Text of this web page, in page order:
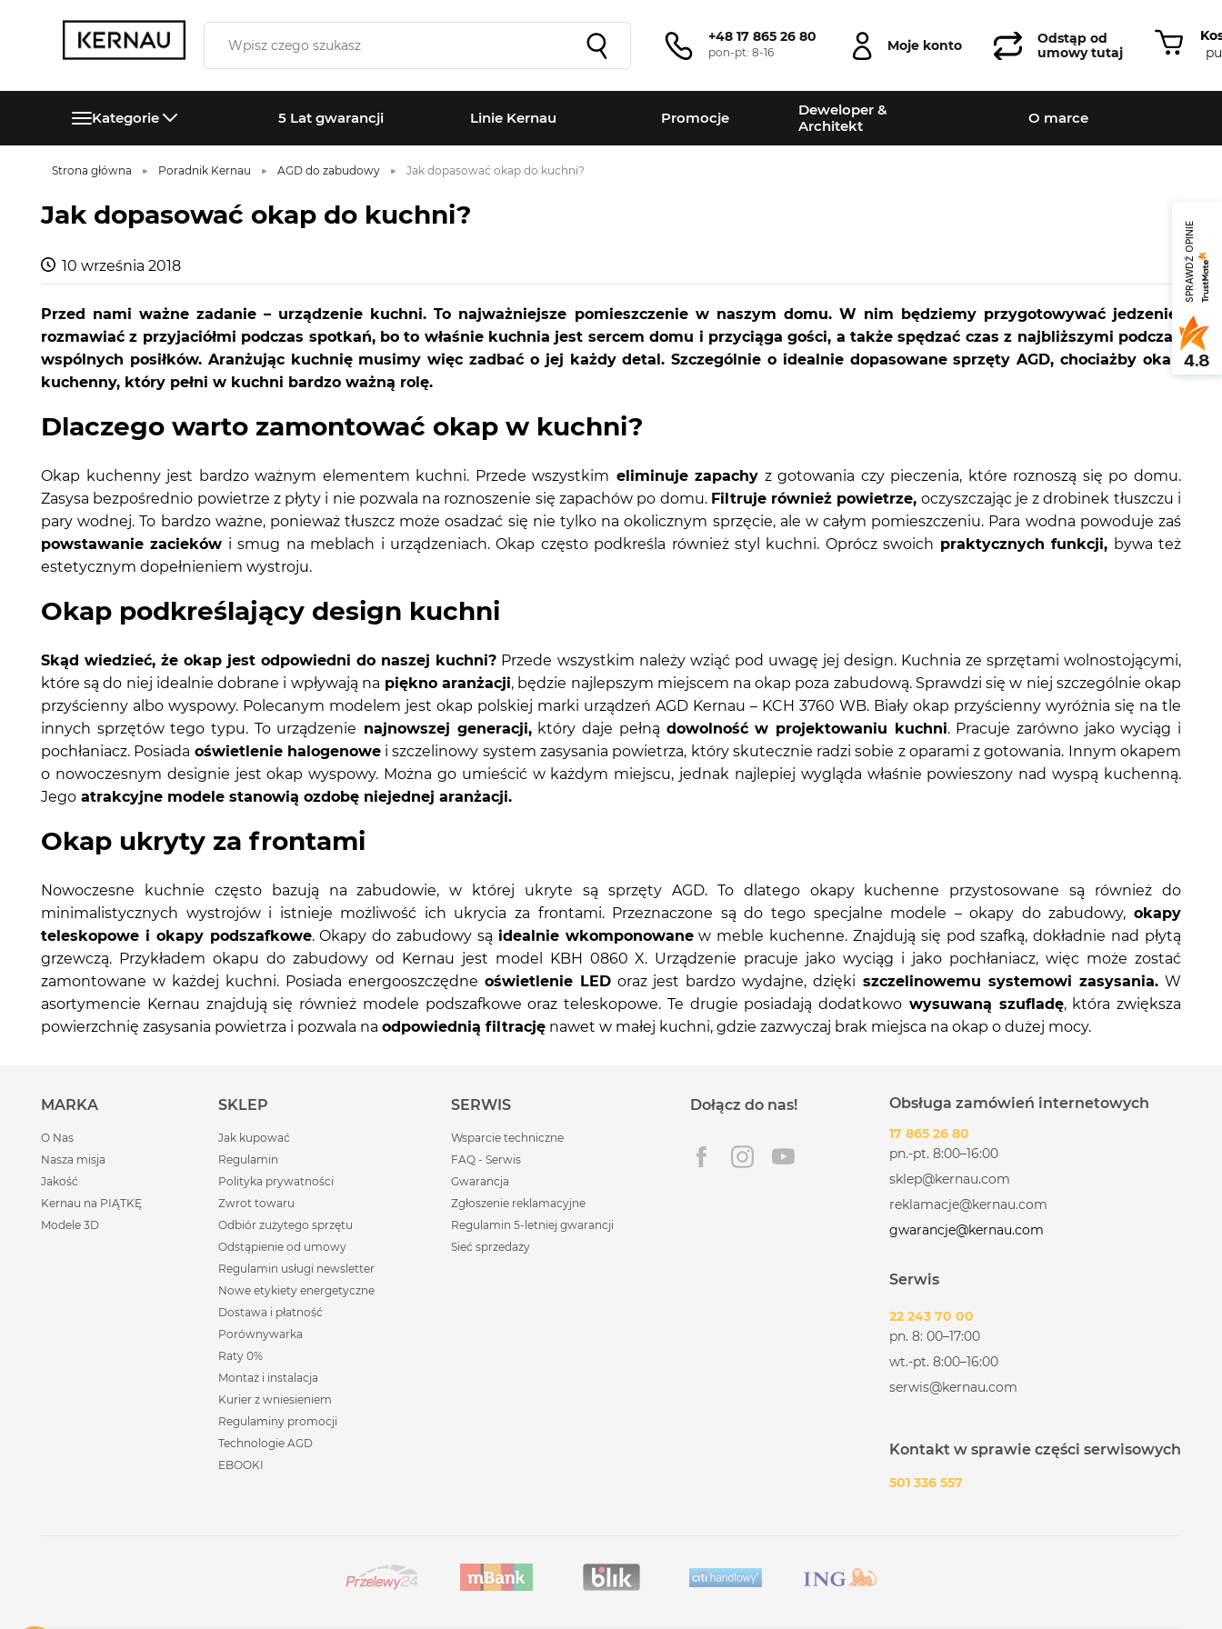
+48 17 865 26 80
pon-pt: 8-16 Moje konto
Odstąp od
umowy tutaj
Kategorie 5 Lat gwarancji Linie Kernau Promocje
Deweloper &
Architekt
O marce
Strona główna Poradnik Kernau AGD do zabudowy Jak dopasować okap do kuchni?
Jak dopasować okap do kuchni?
10 września 2018
Przed nami ważne zadanie – urządzenie kuchni. To najważniejsze pomieszczenie w naszym domu. W nim będziemy przygotowywać jedzenie,
rozmawiać z przyjaciółmi podczas spotkań, bo to właśnie kuchnia jest sercem domu i przyciąga gości, a także spędzać czas z najbliższymi podczas
wspólnych posiłków. Aranżując kuchnię musimy więc zadbać o jej każdy detal. Szczególnie o idealnie dopasowane sprzęty AGD, chociażby okap
kuchenny, który pełni w kuchni bardzo ważną rolę.
Dlaczego warto zamontować okap w kuchni?
Okap kuchenny jest bardzo ważnym elementem kuchni. Przede wszystkim eliminuje zapachy z gotowania czy pieczenia, które roznoszą się po domu.
Zasysa bezpośrednio powietrze z płyty i nie pozwala na roznoszenie się zapachów po domu. Filtruje również powietrze, oczyszczając je z drobinek tłuszczu i
pary wodnej. To bardzo ważne, ponieważ tłuszcz może osadzać się nie tylko na okolicznym sprzęcie, ale w całym pomieszczeniu. Para wodna powoduje zaś
powstawanie zacieków i smug na meblach i urządzeniach. Okap często podkreśla również styl kuchni. Oprócz swoich praktycznych funkcji, bywa też
estetycznym dopełnieniem wystroju.
Okap podkreślający design kuchni
Skąd wiedzieć, że okap jest odpowiedni do naszej kuchni? Przede wszystkim należy wziąć pod uwagę jej design. Kuchnia ze sprzętami wolnostojącymi,
które są do niej idealnie dobrane i wpływają na piękno aranżacji, będzie najlepszym miejscem na okap poza zabudową. Sprawdzi się w niej szczególnie okap
przyścienny albo wyspowy. Polecanym modelem jest okap polskiej marki urządzeń AGD Kernau – KCH 3760 WB. Biały okap przyścienny wyróżnia się na tle
innych sprzętów tego typu. To urządzenie najnowszej generacji,który daje pełną dowolność w projektowaniu kuchni. Pracuje zarówno jako wyciąg i
pochłaniacz. Posiada oświetlenie halogenowei szczelinowy system zasysania powietrza, który skutecznie radzi sobie z oparami z gotowania. Innym okapem
o nowoczesnym designie jest okap wyspowy. Można go umieścić w każdym miejscu, jednak najlepiej wygląda właśnie powieszony nad wyspą kuchenną.
Jego atrakcyjne modele stanowią ozdobę niejednej aranżacji.
Okap ukryty za frontami
Nowoczesne kuchnie często bazują na zabudowie, w której ukryte są sprzęty AGD. To dlatego okapy kuchenne przystosowane są również do
minimalistycznych wystrojów i istnieje możliwość ich ukrycia za frontami. Przeznaczone są do tego specjalne modele – okapy do zabudowy, okapy
teleskopowe i okapy podszafkowe. Okapy do zabudowy są idealnie wkomponowanew meble kuchenne. Znajdują się pod szafką, dokładnie nad płytą
grzewczą. Przykładem okapu do zabudowy od Kernau jest model KBH 0860 X. Urządzenie pracuje jako wyciąg i jako pochłaniacz, więc może zostać
zamontowane w każdej kuchni. Posiada energooszczędne oświetlenie LEDoraz jest bardzo wydajne, dzięki szczelinowemu systemowi zasysania. W
asortymencie Kernau znajdują się również modele podszafkowe oraz teleskopowe. Te drugie posiadają dodatkowo wysuwaną szufladę, która zwiększa
powierzchnię zasysania powietrza i pozwala na odpowiednią filtrację nawet w małej kuchni, gdzie zazwyczaj brak miejsca na okap o dużej mocy.
MARKA
O Nas
Nasza misja
Jakość
Kernau na PIĄTKĘ
Modele 3D
SKLEP
Jak kupować
Regulamin
Polityka prywatności
Zwrot towaru
Odbiór zużytego sprzętu
Odstąpienie od umowy
Regulamin usługi newsletter
Nowe etykiety energetyczne
Dostawa i płatność
Porównywarka
Raty 0%
Montaż i instalacja
Kurier z wniesieniem
Regulaminy promocji
Technologie AGD
EBOOKI
SERWIS
Wsparcie techniczne
FAQ - Serwis
Gwarancja
Zgłoszenie reklamacyjne
Regulamin 5-letniej gwarancji
Sieć sprzedaży
Dołącz do nas! Obsługa zamówień internetowych
17 865 26 80
pn.-pt. 8:00–16:00
sklep@kernau.com
reklamacje@kernau.com
gwarancje@kernau.com
Serwis
22 243 70 00
pn. 8: 00–17:00
wt.-pt. 8:00–16:00
serwis@kernau.com
Kontakt w sprawie części serwisowych
501 336 557
SPRAWDŹ OPINIE
4.8